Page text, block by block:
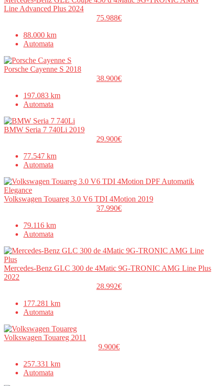
75.988€
Line Advanced Plus 2024
88.000 km
Automata
38.900€
Porsche Cayenne S 2018
197.083 km
Automata
29.900€
BMW Seria 7 740Li 2019
77.547 km
Automata
37.990€
Volkswagen Touareg 3.0 V6 TDI 4Motion 2019
79.116 km
Automata
28.992€
Mercedes-Benz GLC 300 de 4Matic 9G-TRONIC AMG Line Plus
2022
177.281 km
Automata
9.900€
Volkswagen Touareg 2011
257.331 km
Automata